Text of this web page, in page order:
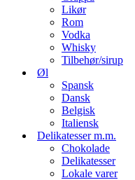
Likør
Rom
Vodka
Whisky
Tilbehør/sirup
Øl
Spansk
Dansk
Belgisk
Italiensk
Delikatesser m.m.
Chokolade
Delikatesser
Lokale varer